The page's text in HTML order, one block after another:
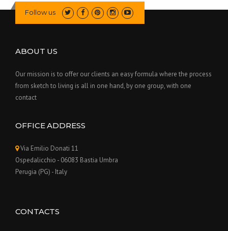
Follow us
ABOUT US
Our mission is to offer our clients an easy formula where the process
from sketch to living is all in one hand, by one group, with one
contact
OFFICE ADDRESS
Via Emilio Donati 11
Ospedalicchio - 06083 Bastia Umbra
Perugia (PG) - Italy
CONTACTS